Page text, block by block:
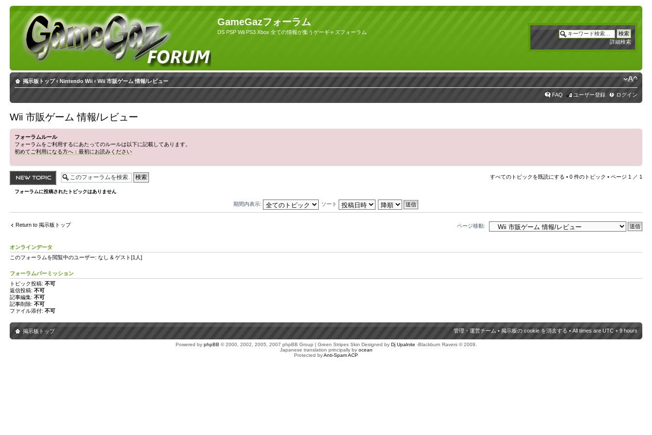
GameGazフォーラム
DS PSP Wii PS3 Xbox 全ての情報が集うゲーギャズフォーラム
詳細検索
掲示板トップ ‹ Nintendo Wii ‹ Wii 市販ゲーム 情報/レビュー
FAQ ユーザー登録 ログイン
Wii 市販ゲーム 情報/レビュー
フォーラムルール
フォーラムをご利用するにあたってのルールは以下に記載してあります。
初めてご利用になる方へ：最初にお読みください
すべてのトピックを既読にする • 0 件のトピック • ページ 1 ／ 1
フォーラムに投稿されたトピックはありません
期間内表示: ソート
Return to 掲示板トップ ページ移動:
オンラインデータ
このフォーラムを閲覧中のユーザー: なし & ゲスト[1人]
フォーラムパーミッション
トピック投稿: 不可
返信投稿: 不可
記事編集: 不可
記事削除: 不可
ファイル添付: 不可
掲示板トップ 管理・運営チーム • 掲示板の cookie を消去する • All times are UTC + 9 hours
Powered by phpBB © 2000, 2002, 2005, 2007 phpBB Group | Green Stripes Skin Designed by Dj Upalnite -Blackburn Ravers © 2009.
Japanese translation principally by ocean
Protected byAnti-Spam ACP